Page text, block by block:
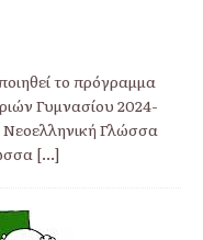
το πρόγραμμα
Γυμνασίου 2024-
Νεοελληνική Γλώσσα
[...]